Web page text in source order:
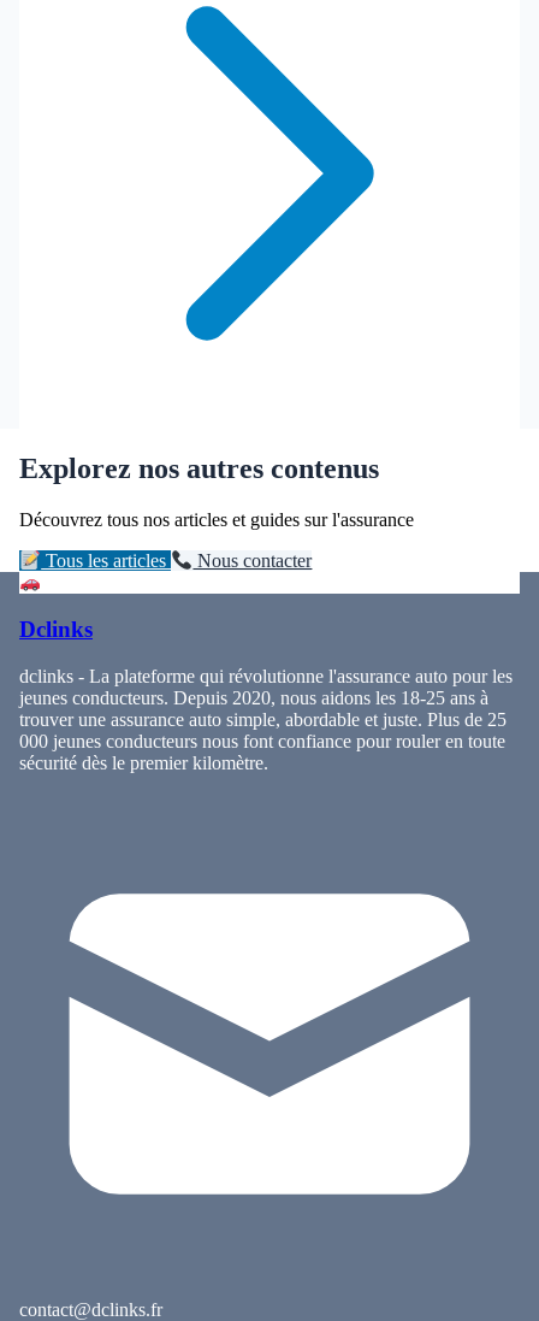
Explorez nos autres contenus
Découvrez tous nos articles et guides sur l'assurance
Tous les articles Nous contacter
Dclinks
dclinks - La plateforme qui révolutionne l'assurance auto pour les
jeunes conducteurs. Depuis 2020, nous aidons les 18-25 ans à
trouver une assurance auto simple, abordable et juste. Plus de 25
000 jeunes conducteurs nous font confiance pour rouler en toute
sécurité dès le premier kilomètre.
contact@dclinks.fr